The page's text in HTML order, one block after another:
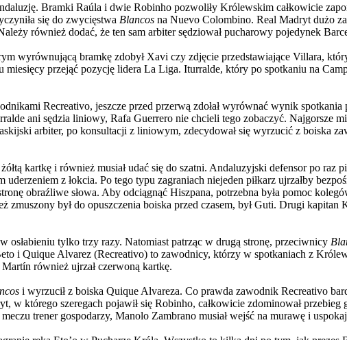
Bramki Raúla i dwie Robinho pozwoliły Królewskim całkowicie
się do zwycięstwa Blancos na Nuevo Colombino. Real Madryt dużo
również dodać, że ten sam arbiter sędziował pucharowy pojedynek
wyrównującą bramkę zdobył Xavi czy zdjęcie przedstawiające Villara,
przejąć pozycję lidera La Liga. Iturralde, który po spotkaniu na
Recreativo, jeszcze przed przerwą zdołał wyrównać wynik spotkania
ani sędzia liniowy, Rafa Guerrero nie chcieli tego zobaczyć. Najgorsze
arbiter, po konsultacji z liniowym, zdecydował się wyrzucić z boiska
kartkę i również musiał udać się do szatni. Andaluzyjski defensor po raz
z łokcia. Po tego typu zagraniach niejeden piłkarz ujrzałby
obraźliwe słowa. Aby odciągnąć Hiszpana, potrzebna była pomoc
zmuszony był do opuszczenia boiska przed czasem, był Guti. Drugi
osłabieniu tylko trzy razy. Natomiast patrząc w drugą stronę, przeciwnicy
i Quique Alvarez (Recreativo) to zawodnicy, którzy w spotkaniach z
również ujrzał czerwoną kartkę.
i wyrzucił z boiska Quique Alvareza. Co prawda zawodnik Recreativo
w którego szeregach pojawił się Robinho, całkowicie zdominował
trener gospodarzy, Manolo Zambrano musiał wejść na murawę i